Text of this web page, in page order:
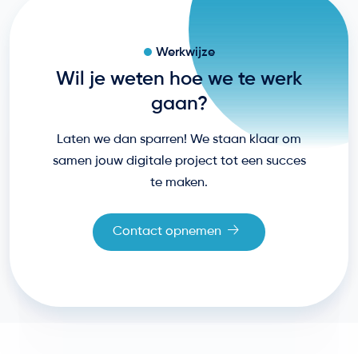
Werkwijze
Wil je weten hoe we te werk
gaan?
Laten we dan sparren! We staan klaar om
samen jouw digitale project tot een succes
te maken.
Contact opnemen